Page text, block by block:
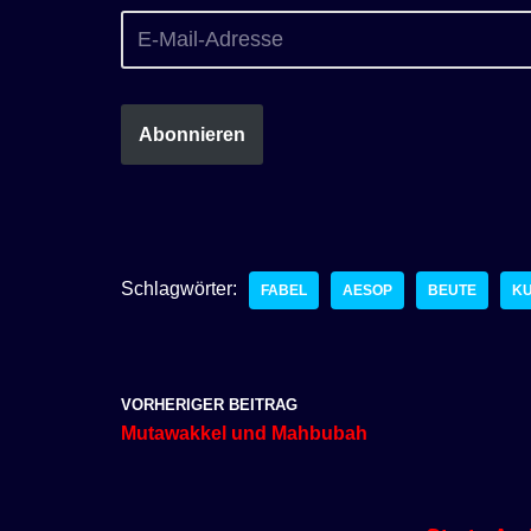
Abonnieren
Schlagwörter: FABEL AESOP BEUTE
VORHERIGER BEITRAG
Mutawakkel und Mahbubah